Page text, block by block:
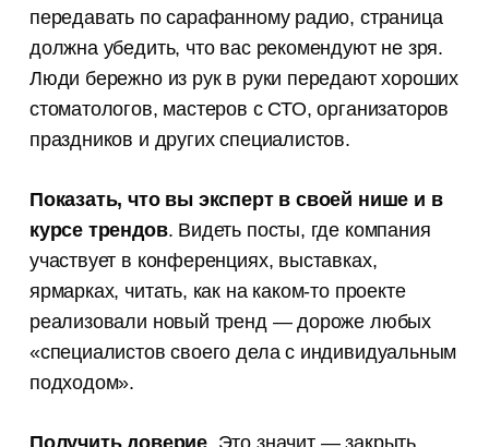
передавать по сарафанному радио, страница
должна убедить, что вас рекомендуют не зря.
Люди бережно из рук в руки передают хороших
стоматологов, мастеров с СТО, организаторов
праздников и других специалистов.
Показать, что вы эксперт в своей нише и в
курсе трендов. Видеть посты, где компания
участвует в конференциях, выставках,
ярмарках, читать, как на каком-то проекте
реализовали новый тренд — дороже любых
«специалистов своего дела с индивидуальным
подходом».